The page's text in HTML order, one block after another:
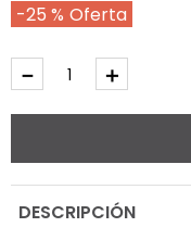
25 %
＋
－
DESCRIPCIÓN